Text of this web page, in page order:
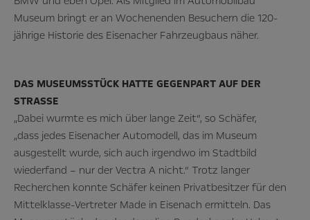
Museum bringt er an Wochenenden Besuchern die 120-
jährige Historie des Eisenacher Fahrzeugbaus näher.
DAS MUSEUMSSTÜCK HATTE GEGENPART AUF DER
STRASSE
„Dabei wurmte es mich über lange Zeit“, so Schäfer,
„dass jedes Eisenacher Automodell, das im Museum
ausgestellt wurde, sich auch irgendwo im Stadtbild
wiederfand – nur der Vectra A nicht.“ Trotz langer
Recherchen konnte Schäfer keinen Privatbesitzer für den
Mittelklasse-Vertreter Made in Eisenach ermitteln. Das